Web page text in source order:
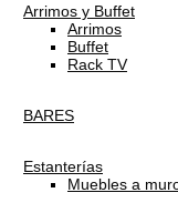
Arrimos y Buffet
Arrimos
Buffet
Rack TV
BARES
Estanterías
Muebles a